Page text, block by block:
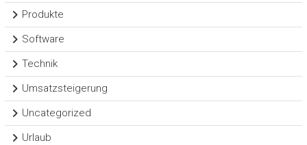
Produkte
Software
Technik
Umsatzsteigerung
Uncategorized
Urlaub